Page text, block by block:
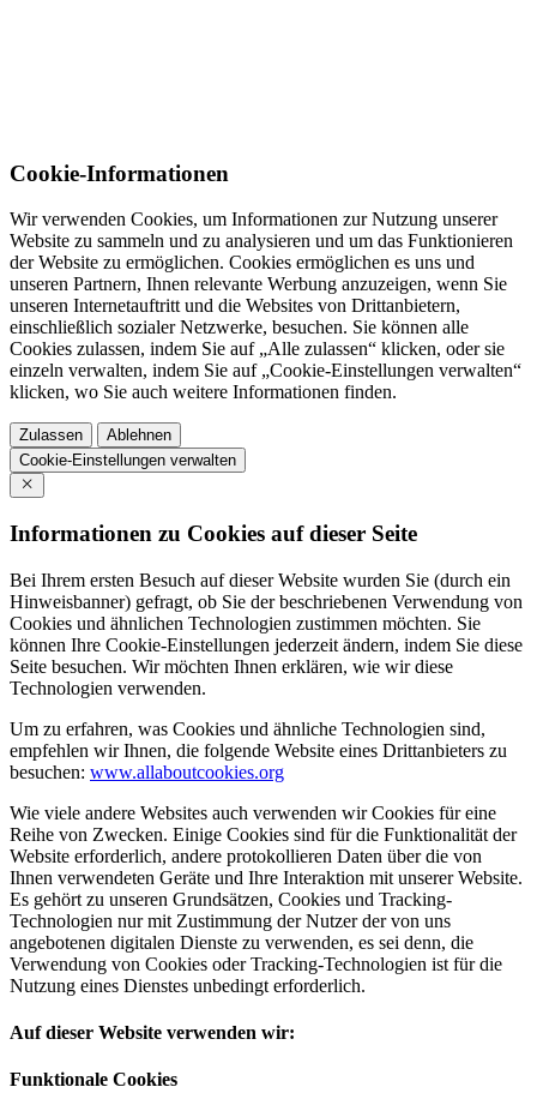
Cookie-Informationen
Wir verwenden Cookies, um Informationen zur Nutzung unserer
Website zu sammeln und zu analysieren und um das Funktionieren
der Website zu ermöglichen. Cookies ermöglichen es uns und
unseren Partnern, Ihnen relevante Werbung anzuzeigen, wenn Sie
unseren Internetauftritt und die Websites von Drittanbietern,
einschließlich sozialer Netzwerke, besuchen. Sie können alle
Cookies zulassen, indem Sie auf „Alle zulassen“ klicken, oder sie
einzeln verwalten, indem Sie auf „Cookie-Einstellungen verwalten“
klicken, wo Sie auch weitere Informationen finden.
Zulassen
Ablehnen
Cookie-Einstellungen verwalten
Informationen zu Cookies auf dieser Seite
Bei Ihrem ersten Besuch auf dieser Website wurden Sie (durch ein
Hinweisbanner) gefragt, ob Sie der beschriebenen Verwendung von
Cookies und ähnlichen Technologien zustimmen möchten. Sie
können Ihre Cookie-Einstellungen jederzeit ändern, indem Sie diese
Seite besuchen. Wir möchten Ihnen erklären, wie wir diese
Technologien verwenden.
Um zu erfahren, was Cookies und ähnliche Technologien sind,
empfehlen wir Ihnen, die folgende Website eines Drittanbieters zu
besuchen: www.allaboutcookies.org
Wie viele andere Websites auch verwenden wir Cookies für eine
Reihe von Zwecken. Einige Cookies sind für die Funktionalität der
Website erforderlich, andere protokollieren Daten über die von
Ihnen verwendeten Geräte und Ihre Interaktion mit unserer Website.
Es gehört zu unseren Grundsätzen, Cookies und Tracking-
Technologien nur mit Zustimmung der Nutzer der von uns
angebotenen digitalen Dienste zu verwenden, es sei denn, die
Verwendung von Cookies oder Tracking-Technologien ist für die
Nutzung eines Dienstes unbedingt erforderlich.
Auf dieser Website verwenden wir:
Funktionale Cookies